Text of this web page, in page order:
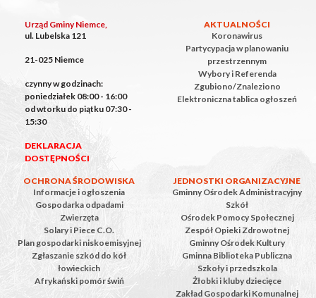
Urząd Gminy Niemce,
ul. Lubelska 121
21-025 Niemce
czynny w godzinach:
poniedziałek 08:00 - 16:00
od wtorku do piątku 07:30 -
15:30
DEKLARACJA
DOSTĘPNOŚCI
AKTUALNOŚCI
Koronawirus
Partycypacja w planowaniu
przestrzennym
Wybory i Referenda
Zgubiono/Znaleziono
Elektroniczna tablica ogłoszeń
OCHRONA ŚRODOWISKA
Informacje i ogłoszenia
Gospodarka odpadami
Zwierzęta
Solary i Piece C.O.
Plan gospodarki niskoemisyjnej
Zgłaszanie szkód do kół
łowieckich
Afrykański pomór świń
JEDNOSTKI ORGANIZACYJNE
Gminny Ośrodek Administracyjny
Szkół
Ośrodek Pomocy Społecznej
Zespół Opieki Zdrowotnej
Gminny Ośrodek Kultury
Gminna Biblioteka Publiczna
Szkoły i przedszkola
Żłobki i kluby dziecięce
Zakład Gospodarki Komunalnej